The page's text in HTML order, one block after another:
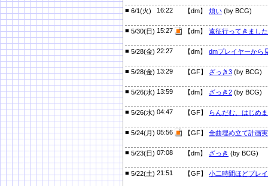
■ 6/1(火) 16:22 【dm】 煩い (by BCG)
■ 5/30(日) 15:27 【dm】 遠征行ってきました
■ 5/28(金) 22:27 【dm】 dmプレイヤーから
■ 5/28(金) 13:29 【GF】 ざっき3 (by BCG)
■ 5/26(水) 13:59 【dm】 ざっき2 (by BCG)
■ 5/26(水) 04:47 【GF】 らんだむ、はじめ
■ 5/24(月) 05:56 【GF】 全曲埋め立て計画
■ 5/23(日) 07:08 【dm】 ざっき (by BCG)
■ 5/22(土) 21:51 【GF】 小二時間ほどプレイ